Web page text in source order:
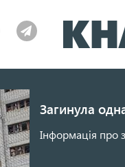
Загинула
Інформація про